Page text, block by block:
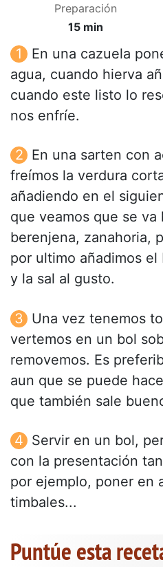
Preparación
15 min
En una cazuela
agua, cuando hierva
cuando este listo lo
nos enfríe.
En una sarten con
freímos la verdura
añadiendo en el
que veamos que se va
berenjena, zanahoria,
por ultimo añadimos
y la sal al gusto.
Una vez tenemos
vertemos en un bol
removemos. Es
aun que se puede
que también sale
Servir en un bol,
con la presentación
por ejemplo, poner en
timbales...
Puntúe esta